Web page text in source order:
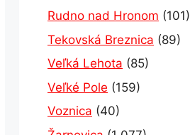
Rudno nad Hronom (101)
Tekovská Breznica (89)
Veľká Lehota (85)
Veľké Pole (159)
Voznica (40)